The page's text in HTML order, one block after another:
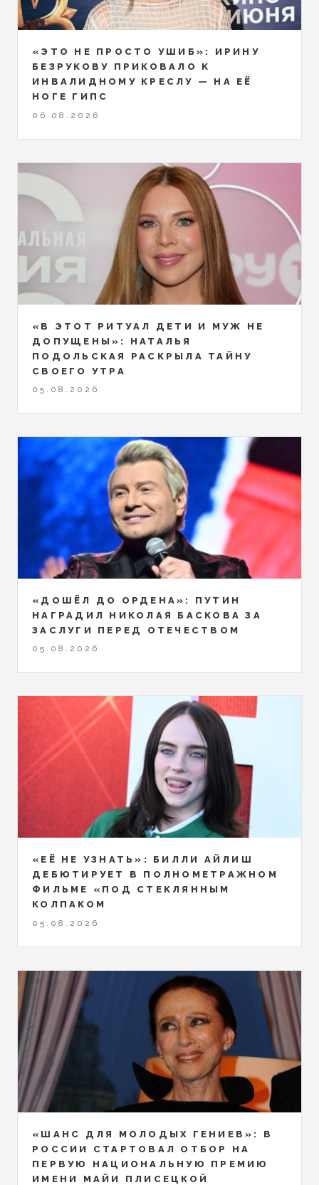
«ЭТО НЕ ПРОСТО УШИБ»: ИРИНУ
БЕЗРУКОВУ ПРИКОВАЛО К
ИНВАЛИДНОМУ КРЕСЛУ — НА ЕЁ
НОГЕ ГИПС
06.08.2026
«В ЭТОТ РИТУАЛ ДЕТИ И МУЖ НЕ
ДОПУЩЕНЫ»: НАТАЛЬЯ
ПОДОЛЬСКАЯ РАСКРЫЛА ТАЙНУ
СВОЕГО УТРА
05.08.2026
«ДОШЁЛ ДО ОРДЕНА»: ПУТИН
НАГРАДИЛ НИКОЛАЯ БАСКОВА ЗА
ЗАСЛУГИ ПЕРЕД ОТЕЧЕСТВОМ
05.08.2026
«ЕЁ НЕ УЗНАТЬ»: БИЛЛИ АЙЛИШ
ДЕБЮТИРУЕТ В ПОЛНОМЕТРАЖНОМ
ФИЛЬМЕ «ПОД СТЕКЛЯННЫМ
КОЛПАКОМ
05.08.2026
«ШАНС ДЛЯ МОЛОДЫХ ГЕНИЕВ»: В
РОССИИ СТАРТОВАЛ ОТБОР НА
ПЕРВУЮ НАЦИОНАЛЬНУЮ ПРЕМИЮ
ИМЕНИ МАЙИ ПЛИСЕЦКОЙ